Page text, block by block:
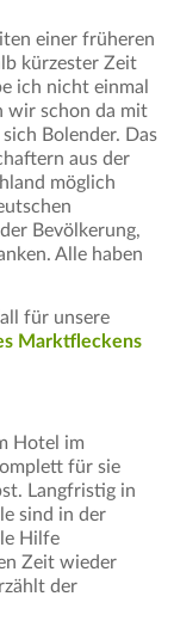
einer früheren
kürzester Zeit
ich nicht einmal
wir schon da mit
Bolender. Das
aus der
möglich
Bevölkerung,
Alle haben
für unsere
Marktfleckens
Hotel im
für sie
Langfristig in
sind in der
Hilfe
Zeit wieder
der